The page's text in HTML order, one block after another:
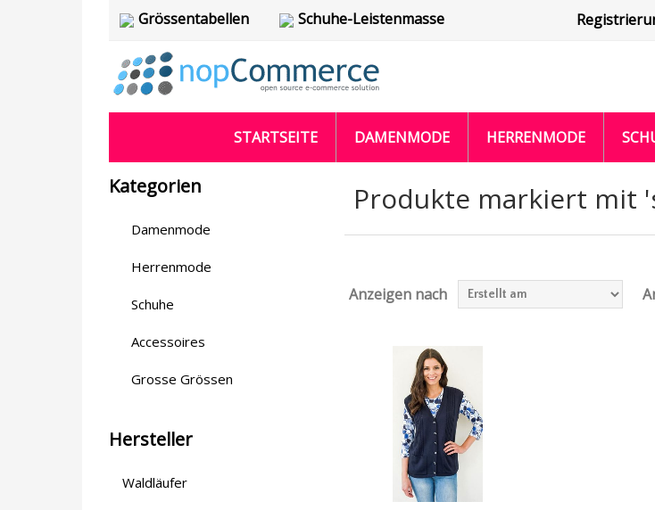
Grössentabellen Schuhe-Leistenmasse
STARTSEITE DAMENMODE HERRENMODE
Kategorien
Damenmode
Herrenmode
Schuhe
Accessoires
Grosse Grössen
Hersteller
Waldläufer
Produkte markiert mit
Anzeigen nach